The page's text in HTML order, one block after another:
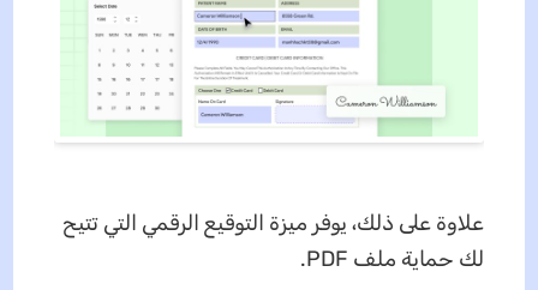
علاوة على ذلك، يوفر ميزة التوقيع الرقمي التي تتيح
لك حماية ملف PDF.